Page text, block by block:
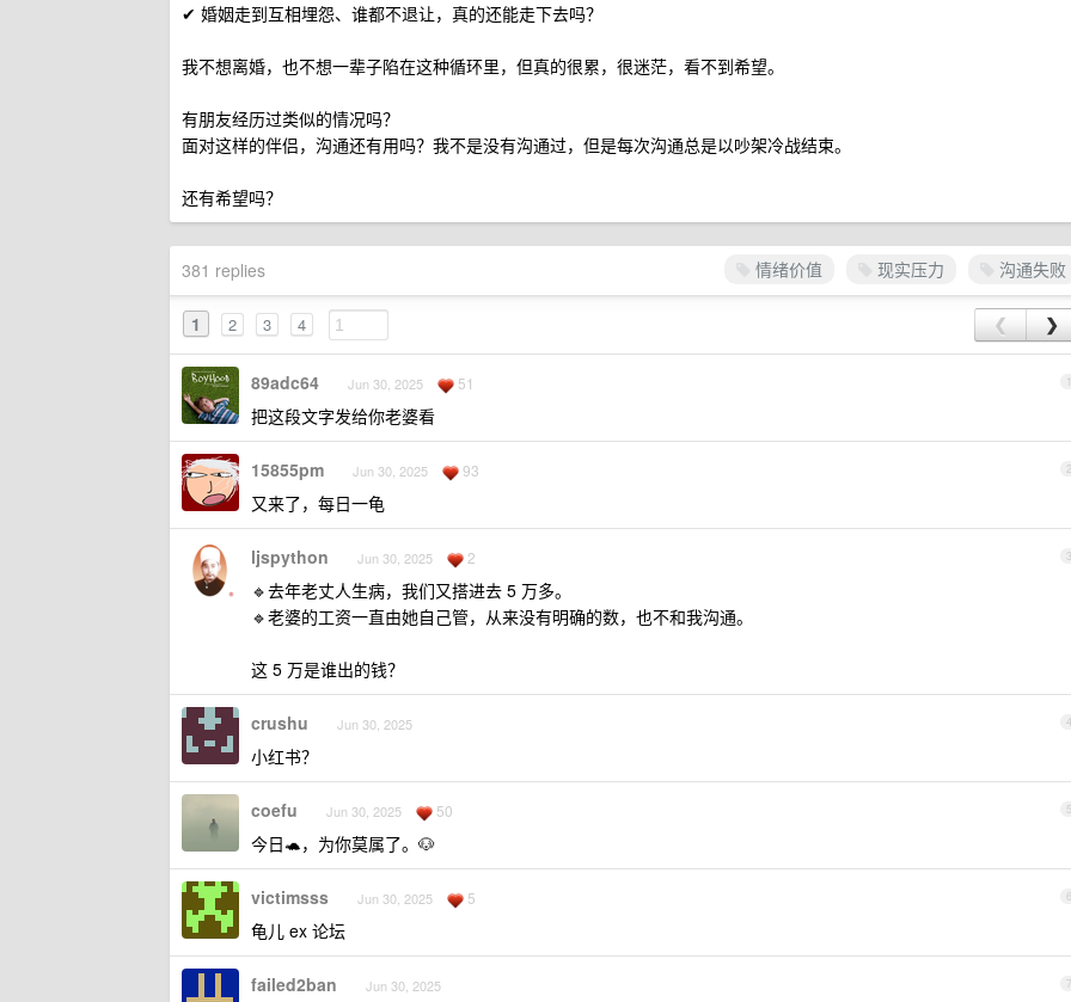
✔ 婚姻走到互相埋怨、谁都不退让，真的还能走下去吗？
我不想离婚，也不想一辈子陷在这种循环里，但真的很累，很迷茫，看不到希望。
有朋友经历过类似的情况吗？
面对这样的伴侣，沟通还有用吗？我不是没有沟通过，但是每次沟通总是以吵架冷战结束。
还有希望吗？
情绪价值 现实压力 沟通失败
381 replies
1 2 3 4 ❮ ❯
1
89adc64 Jun 30, 2025 51
把这段文字发给你老婆看
2
15855pm Jun 30, 2025 93
又来了，每日一龟
3
ljspython Jun 30, 2025 2
🔹去年老丈人生病，我们又搭进去 5 万多。
🔹老婆的工资一直由她自己管，从来没有明确的数，也不和我沟通。
这 5 万是谁出的钱？
4
crushu Jun 30, 2025
小红书？
5
coefu Jun 30, 2025 50
今日🐢，为你莫属了。🐶
6
victimsss Jun 30, 2025 5
龟儿 ex 论坛
7
failed2ban Jun 30, 2025